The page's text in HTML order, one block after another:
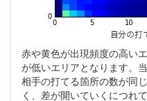
赤や黄色が出現頻度の高い
が低いエリアとなります。
相手の打てる箇所の数が同
く、差が開いていくにつれ